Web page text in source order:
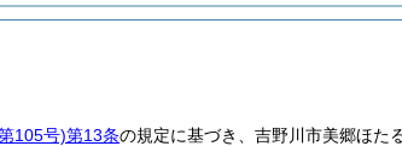
105号)第13条の規定に基づき、吉野川市美郷ほた